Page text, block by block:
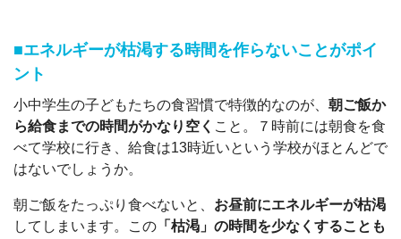
■エネルギーが枯渇する時間を作らないことがポイ
ント
小中学生の子どもたちの食習慣で特徴的なのが、 朝ご飯か
ら給食までの時間がかなり空く こと。７時前には朝食を食
べて学校に行き、給食は13時近いという学校がほとんどで
はないでしょうか。
朝ご飯をたっぷり食べないと、 お昼前にエネルギーが枯渇
してしまいます。この 「枯渇」の時間を少なくすることも